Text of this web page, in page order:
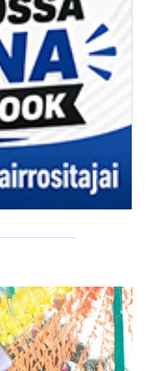
Nacional